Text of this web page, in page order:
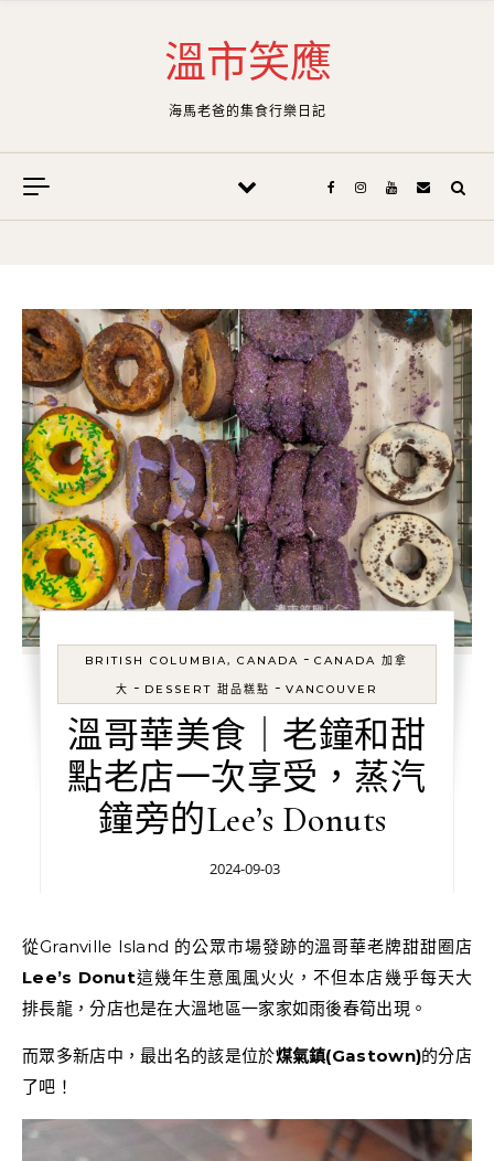
溫市笑應
海馬老爸的集食行樂日記
BRITISH COLUMBIA, CANADA -CANADA 加拿
大 - DESSERT 甜品糕點 - VANCOUVER
溫哥華美食｜老鐘和甜
點老店一次享受，蒸汽
鐘旁的Lee’s Donuts
2024-09-03
從Granville Island 的公眾市場發跡的溫哥華老牌甜甜圈店
Lee’s Donut這幾年生意風風火火，不但本店幾乎每天大
排長龍，分店也是在大溫地區一家家如雨後春筍出現。
而眾多新店中，最出名的該是位於煤氣鎮(Gastown)的分店
了吧！